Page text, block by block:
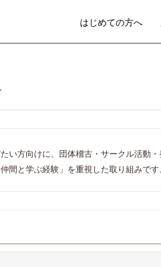
はじめての方へ
い方向けに、団体稽古・サークル活動
間と学ぶ経験」を重視した取り組みです